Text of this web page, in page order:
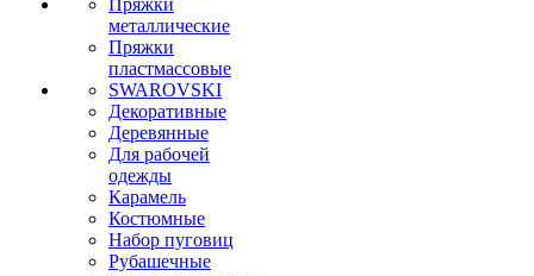
Пряжки
металлические
Пряжки
пластмассовые
SWAROVSKI
Декоративные
Деревянные
Для рабочей
одежды
Карамель
Костюмные
Набор пуговиц
Рубашечные